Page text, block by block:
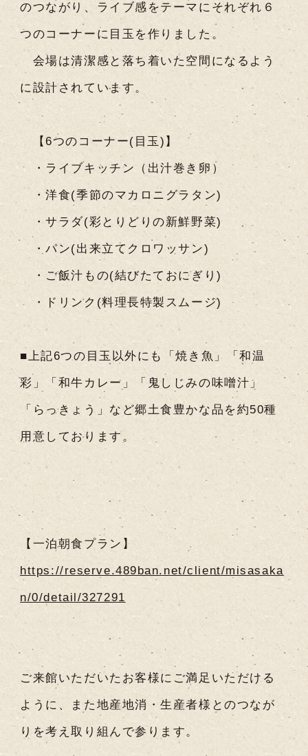
のつながり、ライブ感をテーマにそれぞれ６
つのコーナーに目玉を作りました。
会場は清潔感と落ち着いた空間になるよう
に設計されています。
【6つのコーナー(目玉)】
・ライブキッチン（出汁巻き卵）
・洋食(季節のマカロニグラタン)
・サラダ(彩とりどりの新鮮野菜)
・パン(出来立てクロワッサン)
・ご飯汁もの(結びたておにぎり)
・ドリンク(料理長特製スムージ)
■上記6つの目玉以外にも「焼き魚」「和温
彩」「和牛カレー」「鬼しじみの味噌汁」
「らっきょう」など郷土食豊かな品を約50種
用意しております。
【一泊朝食プラン】
https://reserve.489ban.net/client/misasaka
n/0/detail/327291
ご来館いただいたお客様にご満足いただける
ように、また地産地消・生産者様とのつなが
りを考え取り組んで参ります。